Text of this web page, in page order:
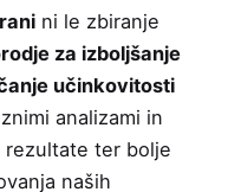
ni le zbiranje
za izboljšanje
učinkovitosti
analizami in
rezultate ter bolje
naših